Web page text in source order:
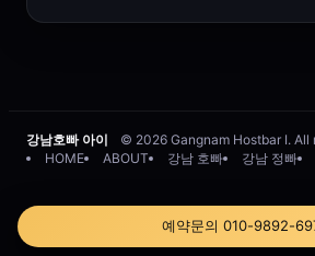
강남호빠 아이
© 2026 Gangnam Hostbar I. All
HOME
ABOUT 강남 호빠 강남 정빠
예약문의 010-9892-